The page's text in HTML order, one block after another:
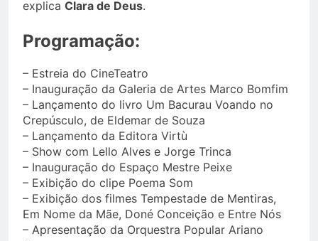
explica Clara de Deus.
Programação:
– Estreia do CineTeatro
– Inauguração da Galeria de Artes Marco Bomfim
– Lançamento do livro Um Bacurau Voando no
Crepúsculo, de Eldemar de Souza
– Lançamento da Editora Virtù
– Show com Lello Alves e Jorge Trinca
– Inauguração do Espaço Mestre Peixe
– Exibição do clipe Poema Som
– Exibição dos filmes Tempestade de Mentiras,
Em Nome da Mãe, Doné Conceição e Entre Nós
– Apresentação da Orquestra Popular Ariano